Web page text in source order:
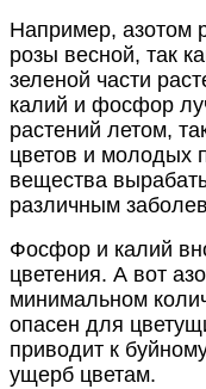
Например, азотом
розы весной, так
зеленой части
калий и фосфор
растений летом,
цветов и молодых
вещества
различным
Фосфор и калий
цветения. А вот
минимальном
опасен для
приводит к
ущерб цветам.